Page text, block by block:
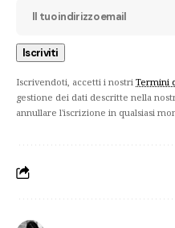
Iscrivendoti, accetti i nostri Termini
gestione dei dati descritte nella
annullare l'iscrizione in qualsiasi